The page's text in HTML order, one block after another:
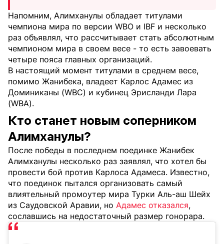
Напомним, Алимханулы обладает титулами
чемпиона мира по версии WBO и IBF и несколько
раз объявлял, что рассчитывает стать абсолютным
чемпионом мира в своем весе - то есть завоевать
четыре пояса главных организаций.
В настоящий момент титулами в среднем весе,
помимо Жанибека, владеет Карлос Адамес из
Доминиканы (WBC) и кубинец Эрисланди Лара
(WBA).
Кто станет новым соперником
Алимханулы?
После победы в последнем поединке Жанибек
Алимханулы несколько раз заявлял, что хотел бы
провести бой против Карлоса Адамеса. Известно,
что поединок пытался организовать самый
влиятельный промоутер мира Турки Аль-аш Шейх
из Саудовской Аравии, но Адамес отказался,
сославшись на недостаточный размер гонорара.